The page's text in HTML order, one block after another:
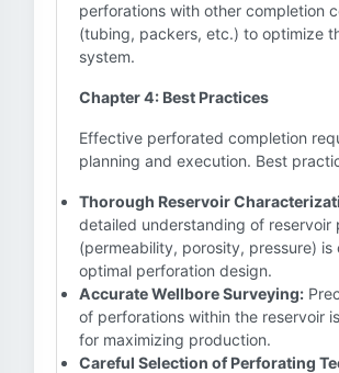
perforations with other completion
(tubing, packers, etc.) to optimize
system.
Chapter 4: Best Practices
Effective perforated completion
planning and execution. Best
Thorough Reservoir
detailed understanding of reservoir
(permeability, porosity, pressure) is
optimal perforation design.
Accurate Wellbore Surveying:
of perforations within the reservoir
for maximizing production.
Careful Selection of Perforating